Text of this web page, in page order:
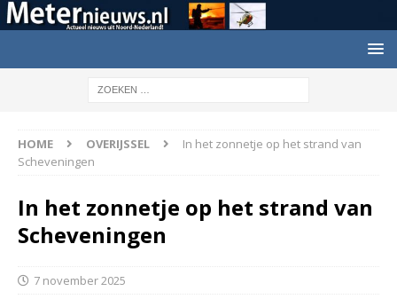
HOME OVERIJSSEL
In het zonnetje op het strand van
Scheveningen
In het zonnetje op het strand van
Scheveningen
7 november 2025